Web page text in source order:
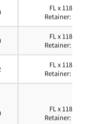
FL x 118GCS
Retainer:
FL x 118GCS
Retainer:
FL x 118GCS
Retainer:
FL x 118GCS
Retainer: